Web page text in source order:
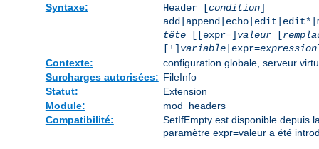
Syntaxe:
Header [condition]
tête[[expr=] valeur[
[!] variable|expr=expression
Contexte:
configuration globale, serveur
Surcharges autorisées: FileInfo
Statut:
Extension
Module:
mod_headers
Compatibilité:
SetIfEmpty est disponible depuis
paramètre expr=valeur a été